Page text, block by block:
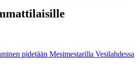
pidetään Mesimestarilla Vesilahdessa